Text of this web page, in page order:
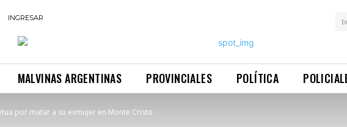
INGRESAR
MALVINAS ARGENTINAS PROVINCIALES POLÍTICA
por matar a su exmujer en Monte Cristo